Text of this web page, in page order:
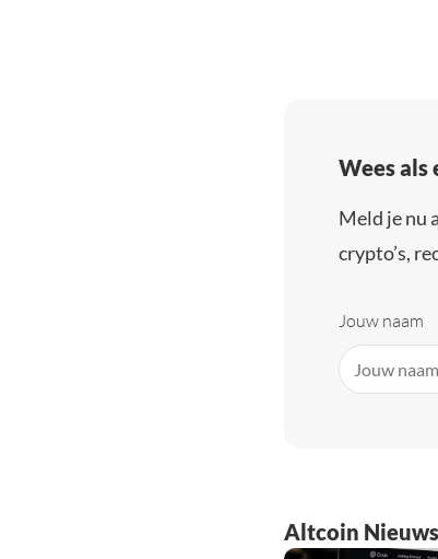
Wees als
Meld je nu
crypto’s,
Jouw naam
Altcoin Nieuws